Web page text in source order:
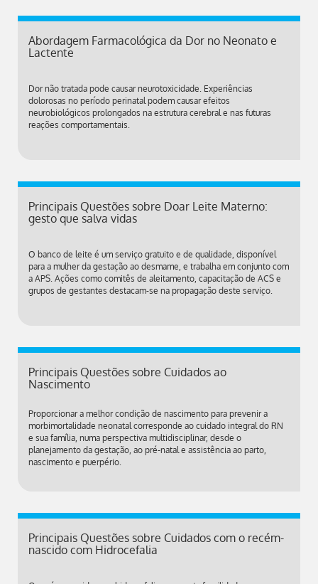
Abordagem Farmacológica da Dor no Neonato e
Lactente
Dor não tratada pode causar neurotoxicidade. Experiências
dolorosas no período perinatal podem causar efeitos
neurobiológicos prolongados na estrutura cerebral e nas futuras
reações comportamentais.
Principais Questões sobre Doar Leite Materno:
gesto que salva vidas
O banco de leite é um serviço gratuito e de qualidade, disponível
para a mulher da gestação ao desmame, e trabalha em conjunto com
a APS. Ações como comitês de aleitamento, capacitação de ACS e
grupos de gestantes destacam-se na propagação deste serviço.
Principais Questões sobre Cuidados ao
Nascimento
Proporcionar a melhor condição de nascimento para prevenir a
morbimortalidade neonatal corresponde ao cuidado integral do RN
e sua família, numa perspectiva multidisciplinar, desde o
planejamento da gestação, ao pré-natal e assistência ao parto,
nascimento e puerpério.
Principais Questões sobre Cuidados com o recém-
nascido com Hidrocefalia